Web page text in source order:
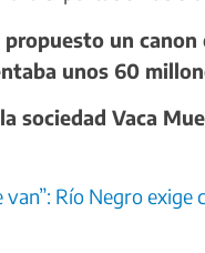
un
unos 60
sociedad Vaca
van”: Río Negro